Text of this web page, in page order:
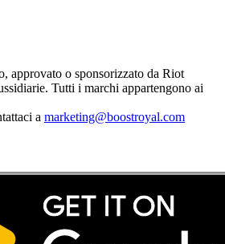
approvato o sponsorizzato da Riot
Tutti i marchi appartengono ai
a marketing@boostroyal.com